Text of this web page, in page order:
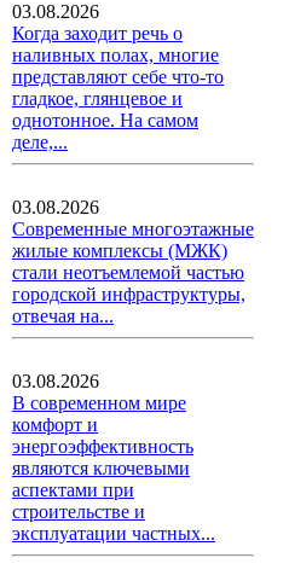
03.08.2026
Когда заходит речь о
наливных полах, многие
представляют себе что-то
гладкое, глянцевое и
однотонное. На самом
деле,...
03.08.2026
Современные многоэтажные
жилые комплексы (МЖК)
стали неотъемлемой частью
городской инфраструктуры,
отвечая на...
03.08.2026
В современном мире
комфорт и
энергоэффективность
являются ключевыми
аспектами при
строительстве и
эксплуатации частных...